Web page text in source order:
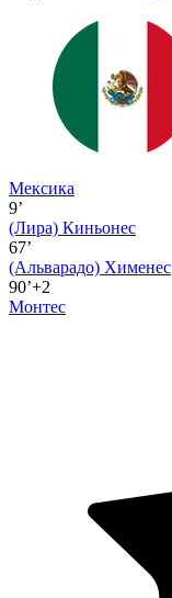
Мексика
9’
(Лира) Киньонес
67’
(Альварадо) Хименес
90’+2
Монтес